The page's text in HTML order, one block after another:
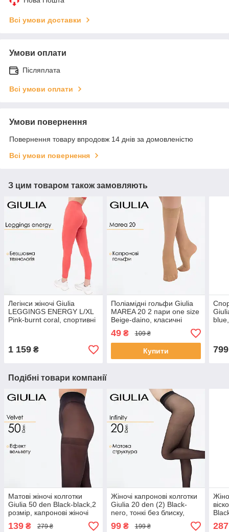
Всі умови доставки
Умови оплати
Післяплата
Всі умови оплати
Умови повернення
Повернення товару впродовж 14 днів за домовленістю
Всі умови повернення
З цим товаром також замовляють
Легінси жіночі Giulia
LEGGINGS ENERGY L/XL
Pink-burnt coral, спортивні
1 159 ₴
Поліамідні гольфи Giulia
MAREA 20 2 пари one size
Beige-daino, класичні
шкарпетки з гумкою
49₴ 109 ₴
Купити
blue,
799
Подібні товари компанії
Матові жіночі колготки
Giulia 50 den Black-black,2
розмір, капронові жіночі
139 ₴ 279 ₴
Жіночі капронові колготки
Giulia 20 den (2) Black-
nero, тонкі без блиску,
99₴ 199 ₴ 287